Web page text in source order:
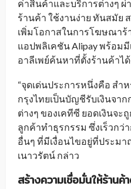
ค่าสินค้าและบริการต่างๆ ผ่
ร้านค้า ใช้งานง่าย ทันสมัย
เพิ่มโอกาสในการโฆษณาร้
แอปพลิเคชัน Alipay พร้อมมี
อาลีเพย์ค้นหาที่ตั้งร้านค้าไ
“จุดเด่นประการหนึ่งคือ ส
กรุงไทยเป็นบัญชีรับเงินจา
ต่างๆ ของเคทีซี ยอดเงินจ
ลูกค้าทำธุรกรรม ซึ่งเร็วก
อื่นๆ ที่มีเงื่อนไขอยู่ที่ประม
เนาวรัตน์ กล่าว
สร้างความเชื่อมั่นให้ร้าน